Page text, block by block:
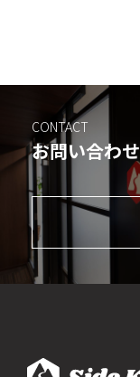
CONTACT
お問い合わせ